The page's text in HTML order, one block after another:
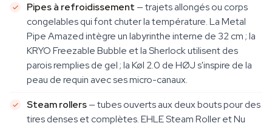
Pipes à refroidissement — trajets allongés ou corps
congelables qui font chuter la température. La Metal
Pipe Amazed intègre un labyrinthe interne de 32 cm ; la
KRYO Freezable Bubble et la Sherlock utilisent des
parois remplies de gel ; la Køl 2.0 de HØJ s'inspire de la
peau de requin avec ses micro-canaux.
Steam rollers— tubes ouverts aux deux bouts pour des
tires denses et complètes. EHLE Steam Roller et Nu